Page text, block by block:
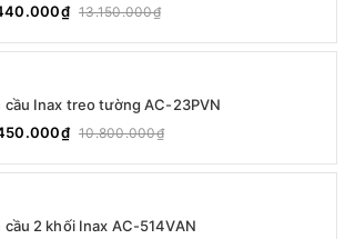
13.150.000₫
cầu Inax treo tường AC-23PVN
10.800.000₫
cầu 2 khối Inax AC-514VAN